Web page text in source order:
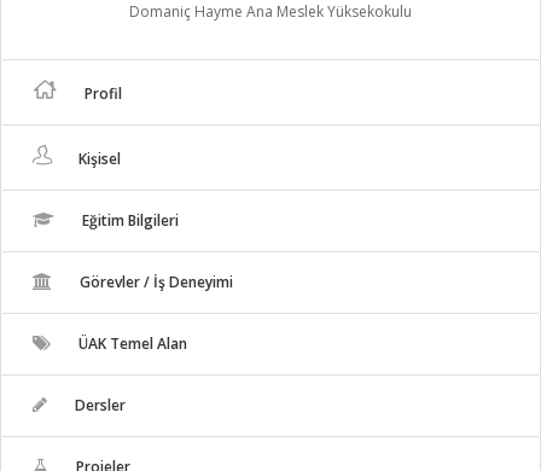
Domaniç Hayme Ana Meslek Yüksekokulu
Profil
Kişisel
Eğitim Bilgileri
Görevler / İş Deneyimi
ÜAK Temel Alan
Dersler
Projeler